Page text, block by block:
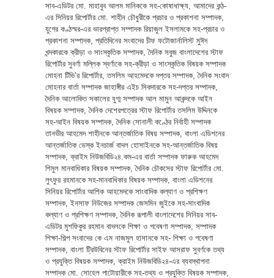
সাব-এডিটর মো. মাহাবুব আলম মানিককে সহ-কোষাধাক্ষ্য, আমাদের কন্ঠ-
এর সিনিয়র রিপোর্টার মো. শাহীন চৌধুরীকে প্রচার ও প্রকাশনা সম্পাদক,
যুগের কণ্ঠস্মর-এর ভারপ্রাপ্ত সম্পাদক রিয়াজুল ইসলামকে সহ-প্রচার ও
প্রকাশনা সম্পাদক, প্রতিদিনের সংবাদের চীফ ফটোজার্নালিস্ট মুঈদ
খন্দকারকে ক্রীড়া ও সাংস্কৃতিক সম্পাদক, দৈনিক সবুজ বাংলাদেশের স্টাফ
রিপোর্টার সুবর্ণা মল্লিক স্বর্ণাকে সহ-ক্রীড়া ও সাংস্কৃতিক বিষয়ক সম্পাদক
মোহনা টিভি’র রিপোর্টার, তসলিম আহমেদকে দপ্তর সম্পাদক, দৈনিক সংবাদ
মোহনার বার্তা সম্পাদক জাহাঙ্গীর এইচ সিকদারকে সহ-দপ্তর সম্পাদক,
দৈনিক আলোকিত সকালের যুগ্ম সম্পাদক আল মামুন আকন্দকে আইন
বিষয়ক সম্পাদক, দৈনিক দেশেরপত্রের স্টাফ রিপোর্টার তসলিম উদ্দিনকে
সহ-আইন বিষয়ক সম্পাদক, দৈনিক সোনালী কণ্ঠের নির্বাহী সম্পাদক
তানভীর আহমেদ শাহীনকে আন্তর্জাতিক বিষয় সম্পাদক, বাংলা এডিশনের
আন্তর্জাতিক ডেস্ক ইনচার্জ বাদল হোসাইনকে সহ-আন্তর্জাতিক বিষয়
সম্পাদক, ক্রাইম নিউজবিডি২৪.কম-এর বার্তা সম্পাদক ফারুক আহমেদ
শিমুল মানবাধিকার বিষয়ক সম্পাদক, দৈনিক চৌকসের স্টাফ রিপোর্টার মো.
লুৎফুর রহমানকে সহ-মানবাধিকার বিষয়ক সম্পাদক, বাংলা এডিশনের
সিনিয়র রিপোর্টার আশিক আহমেদকে সাংবাদিক কল্যাণ ও প্রশিক্ষণ
সম্পাদক, ইনসাফ নিউজের সম্পাদক জেসমিন জুইকে সহ-সাংবাদিক
কল্যাণ ও প্রশিক্ষণ সম্পাদক, দৈনিক রূপালী বাংলাদেশের সিনিয়র সাব-
এডিটর মুশফিকুর রহমান বাদলকে শিক্ষা ও গবেষণা সম্পাদক, সম্পাদক
শিক্ষা-শিল্প সংবাদের কে এম নাজমুল হাসানকে সহ- শিক্ষা ও গবেষণা
সম্পাদক, বাংলা ট্রিউবিনের স্টাফ রিপোর্টার সাইফ আসরাফ সুবর্ণকে তথ্য
ও প্রযুক্তি বিষয়ক সম্পাদক, ক্রাইম নিউজবিডি২৪-এর ব্যবস্থাপনা
সম্পাদক মো. সোহেল পাটোয়ারীকে সহ-তথ্য ও প্রযুক্তি বিষয়ক সম্পাদক,